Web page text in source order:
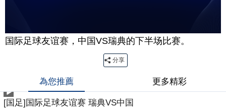
国际足球友谊赛，中国VS瑞典的下半场比赛。
分享
為您推薦 更多精彩
[国足]国际足球友谊赛 瑞典VS中国